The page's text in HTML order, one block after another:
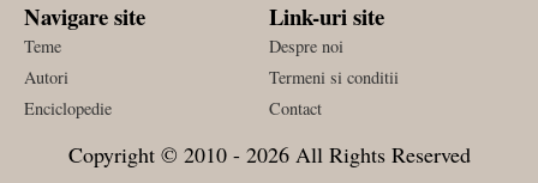
Navigare site
Teme
Autori
Enciclopedie
Link-uri site
Despre noi
Termeni si conditii
Contact
Copyright © 2010 - 2026 All Rights Reserved